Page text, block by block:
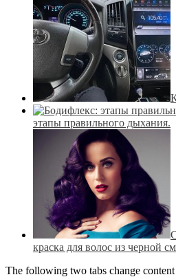
этапы правильного дыхания.
краска для волос из черной
The following two tabs change